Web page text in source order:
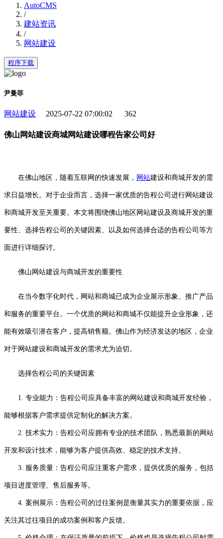
AutoCMS
/
建站资讯
/
网站建设
程序下载
尹曼菲
网站建设 2025-07-22 07:00:02 362
佛山网站建设商城网站建设哪程告家公司好
在佛山地区，随着互联网的快速发展， 网站建设和商城开发的需
求日益增长。对于企业而言，选择一家优质的告程公司进行网站建设
和商城开发至关重要。本文将围绕佛山地区网站建设及商城开发的重
要性、选择告程公司的关键因素、以及如何选择合适的告程公司等方
面进行详细探讨。
佛山网站建设与商城开发的重要性
在当今数字化时代，网站和商城已成为企业展示形象、推广产品
和服务的重要平台。一个优质的网站和商城不仅能提升企业形象，还
能有效吸引潜在客户，提高销售额。佛山作为经济发达的地区，企业
对于网站建设和商城开发的需求尤为迫切。
选择告程公司的关键因素
1. 专业能力：告程公司应具备丰富的网站建设和商城开发经验，
能够根据客户需求提供定制化的解决方案。
2. 技术实力：告程公司应拥有专业的技术团队，熟悉最新的网站
开发和设计技术，能够为客户提供高效、稳定的技术支持。
3. 服务质量：告程公司应注重客户需求，提供优质的服务，包括
项目进度管理、售后服务等。
4. 案例展示：告程公司的过往案例是衡量其实力的重要依据，应
关注其过往项目的成功案例和客户反馈。